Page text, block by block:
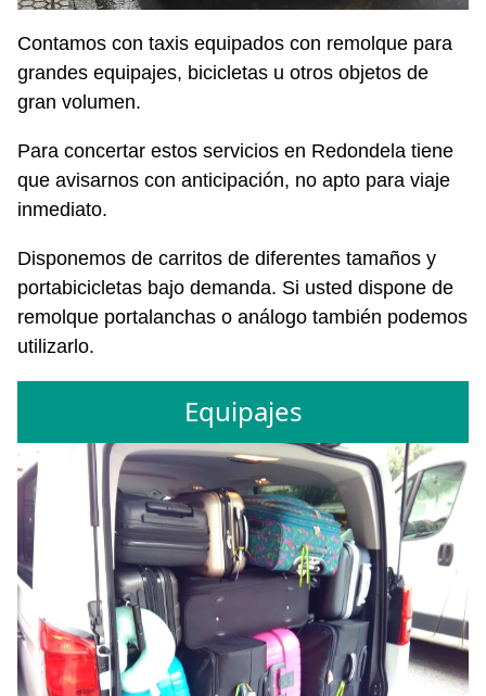
Contamos con taxis equipados con remolque para
grandes equipajes, bicicletas u otros objetos de
gran volumen.
Para concertar estos servicios en Redondela tiene
que avisarnos con anticipación, no apto para viaje
inmediato.
Disponemos de carritos de diferentes tamaños y
portabicicletas bajo demanda. Si usted dispone de
remolque portalanchas o análogo también podemos
utilizarlo.
Equipajes